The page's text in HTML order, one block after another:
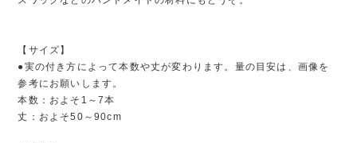
【サイズ】
●実の付き方によって本数や丈が変わります。量の目安は、画像を
参考にお願いします。
本数：およそ1～7本
丈：およそ50～90cm